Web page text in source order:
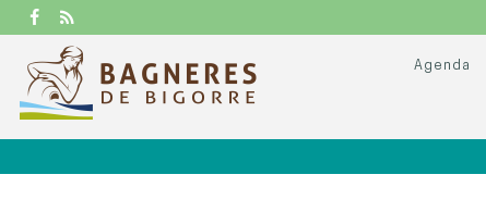
Agenda